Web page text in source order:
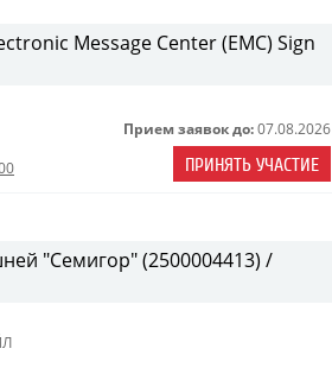
Message Center (EMC) Sign
Прием заявок до: 07.08.2026
ПРИНЯТЬ УЧАСТИЕ
"Семигор" (2500004413) /